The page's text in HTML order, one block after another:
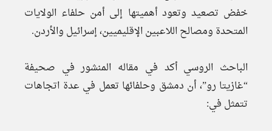
خفض تصعيد وتعود أهميتها إلى أمن حلفاء الولايات
المتحدة ومصالح اللاعبين الإقليميين، إسرائيل والأردن.
الباحث الروسي أكد في مقاله المنشور في صحيفة
“غازيتا رو”، أن دمشق وحلفائها تعمل في عدة اتجاهات
تتمثل في: